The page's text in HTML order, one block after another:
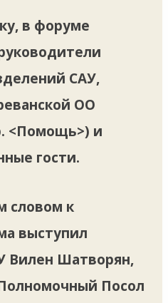
в форуме
САУ,
ОО
<Помощь>) и
гости.
словом к
выступил
Вилен Шатворян,
Посол